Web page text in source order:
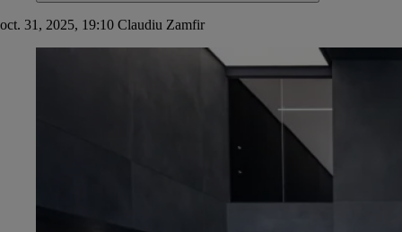
oct. 31, 2025, 19:10 Claudiu Zamfir